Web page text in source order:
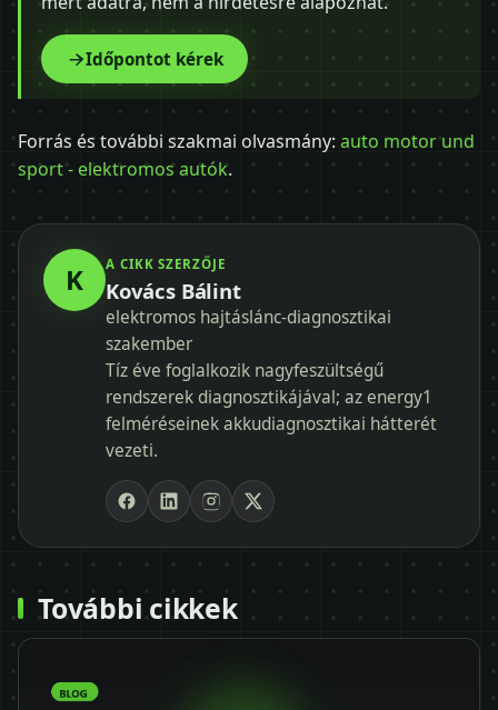
Időpontot kérek
Forrás és további szakmai olvasmány:auto motor und
sport - elektromos autók.
K A CIKK SZERZŐJE
Kovács Bálint
elektromos hajtáslánc-diagnosztikai
szakember
Tíz éve foglalkozik nagyfeszültségű
rendszerek diagnosztikájával; az energy1
felméréseinek akkudiagnosztikai hátterét
vezeti.
További cikkek